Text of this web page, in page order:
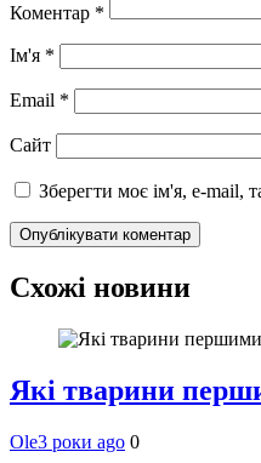
Коментар *
Ім'я *
Email *
Сайт
Зберегти моє ім'я, e-mail,
Схожі новини
Які тварини
Ole3 роки ago 0